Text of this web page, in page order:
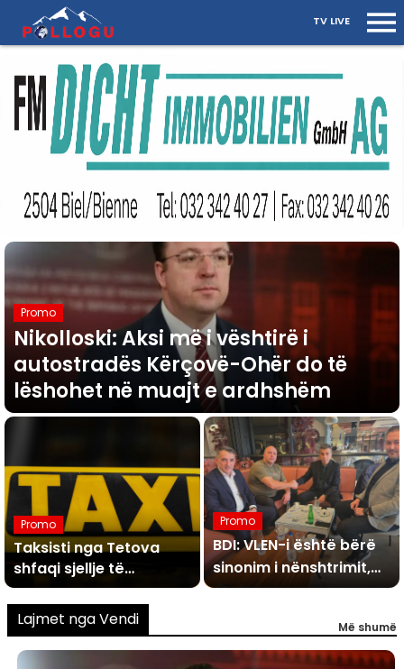
TV LIVE
Promo
Nikolloski: Aksi më i vështirë i
autostradës Kërçovë-Ohër do të
lëshohet në muajt e ardhshëm
Promo
Taksisti nga Tetova
shfaqi sjellje të
pahijshme ndaj dy
vajzave njëra nga të
cilat e mitur, ata
kërcyen nga vetura
Promo
BDI: VLEN-i është bërë
sinonim i nënshtrimit,
edhe Maksim
ultimatume, ndërsa ata
heshtin
Lajmet nga Vendi Më shumë